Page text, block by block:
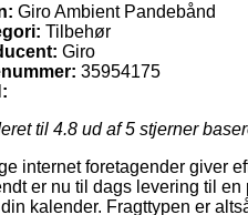
Giro Ambient Pandebånd
Tilbehør
Giro
35954175
til 4.8 ud af 5 stjerner
internet foretagender giver
er nu til dags levering til
kalender. Fragttypen er